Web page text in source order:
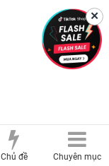
Chủ đề Chuyên mục
✕